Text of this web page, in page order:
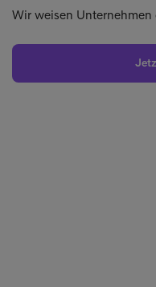
Wir weisen Unternehmen